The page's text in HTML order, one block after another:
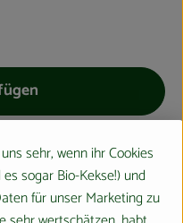
zum Warenkorb
Handelsklasse II
eingewogen.
sehr, wenn ihr Cookies
sogar Bio-Kekse!) und
für unser Marketing zu